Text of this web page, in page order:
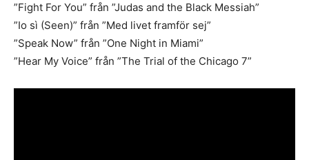
”Fight For You” från ”Judas and the Black Messiah”
”Io sì (Seen)” från ”Med livet framför sej”
”Speak Now” från ”One Night in Miami”
”Hear My Voice” från ”The Trial of the Chicago 7”